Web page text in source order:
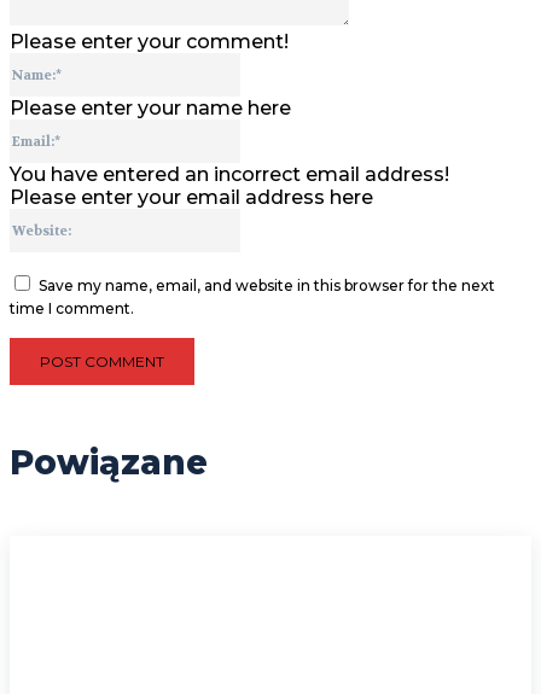
Please enter your comment!
Please enter your name here
You have entered an incorrect email address!
Please enter your email address here
Save my name, email, and website in this browser for the next
time I comment.
Powiązane